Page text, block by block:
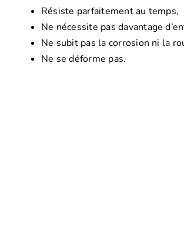
Résiste parfaitement au temps,
Ne nécessite pas davantage
Ne subit pas la corrosion ni la
Ne se déforme pas.